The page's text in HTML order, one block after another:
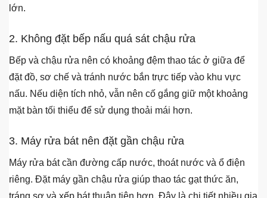
lớn.
2. Không đặt bếp nấu quá sát chậu rửa
Bếp và chậu rửa nên có khoảng đệm thao tác ở giữa để
đặt đồ, sơ chế và tránh nước bắn trực tiếp vào khu vực
nấu. Nếu diện tích nhỏ, vẫn nên cố gắng giữ một khoảng
mặt bàn tối thiểu để sử dụng thoải mái hơn.
3. Máy rửa bát nên đặt gần chậu rửa
Máy rửa bát cần đường cấp nước, thoát nước và ổ điện
riêng. Đặt máy gần chậu rửa giúp thao tác gạt thức ăn,
tráng sơ và xếp bát thuận tiện hơn. Đây là chi tiết nhiều gia